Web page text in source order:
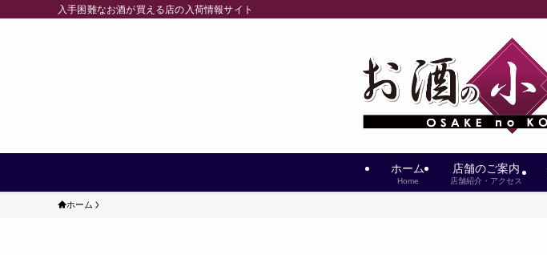
入手困難なお酒が買える店の入荷情報サイト
ホーム
Home
店舗のご案内
店舗紹介・アクセス
ホーム